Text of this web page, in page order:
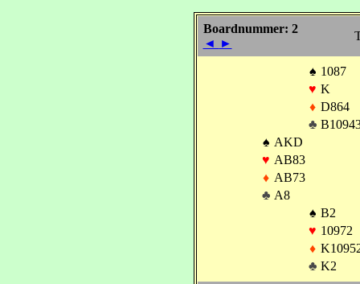
Boardnummer: 2
◄ ►
♠ 1087
♥ K
♦ D864
♣
♠ AKD
♥ AB83
♦ AB73
♣ A8
♠ B2
♥ 10972
♦
♣ K2